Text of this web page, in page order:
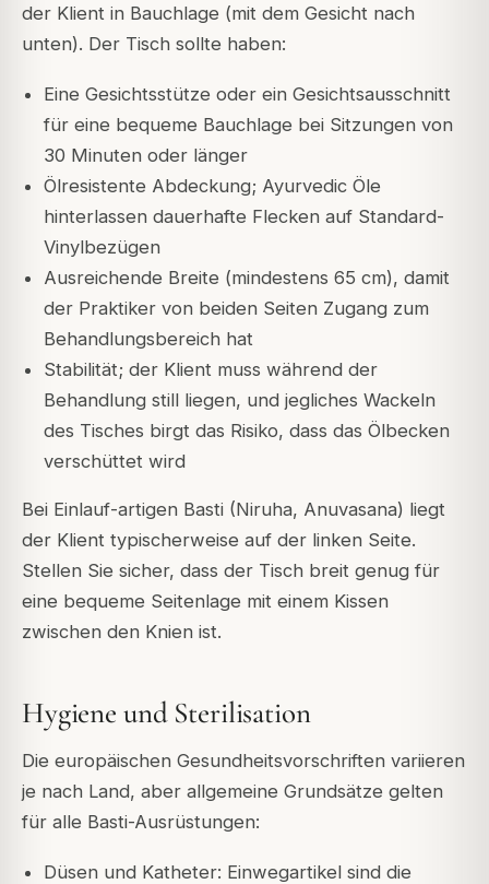
der Klient in Bauchlage (mit dem Gesicht nach
unten). Der Tisch sollte haben:
Eine Gesichtsstütze oder ein Gesichtsausschnitt
für eine bequeme Bauchlage bei Sitzungen von
30 Minuten oder länger
Ölresistente Abdeckung; Ayurvedic Öle
hinterlassen dauerhafte Flecken auf Standard-
Vinylbezügen
Ausreichende Breite (mindestens 65 cm), damit
der Praktiker von beiden Seiten Zugang zum
Behandlungsbereich hat
Stabilität; der Klient muss während der
Behandlung still liegen, und jegliches Wackeln
des Tisches birgt das Risiko, dass das Ölbecken
verschüttet wird
Bei Einlauf-artigen Basti (Niruha, Anuvasana) liegt
der Klient typischerweise auf der linken Seite.
Stellen Sie sicher, dass der Tisch breit genug für
eine bequeme Seitenlage mit einem Kissen
zwischen den Knien ist.
Hygiene und Sterilisation
Die europäischen Gesundheitsvorschriften variieren
je nach Land, aber allgemeine Grundsätze gelten
für alle Basti-Ausrüstungen:
Düsen und Katheter: Einwegartikel sind die